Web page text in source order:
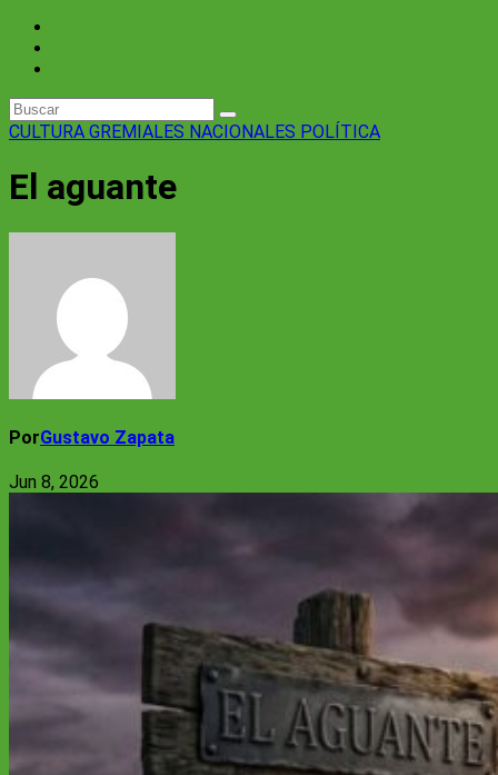
CULTURA GREMIALES NACIONALES POLÍTICA
El aguante
PorGustavo Zapata
Jun 8, 2026